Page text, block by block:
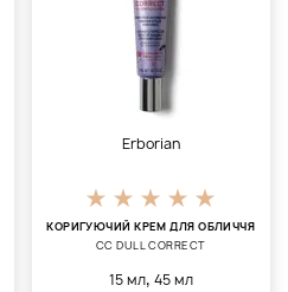
Erborian
КОРИГУЮЧИЙ КРЕМ ДЛЯ ОБЛИЧЧЯ
CC DULL CORRECT
15 мл, 45 мл